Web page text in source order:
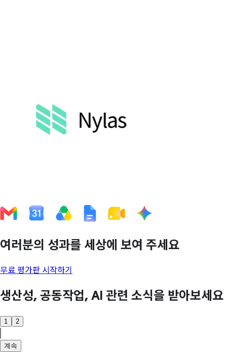
여러분의 성과를 세상에 보여 주세요
무료 평가판 시작하기
생산성, 공동작업, AI 관련 소식을 받아보세요
1 2
계속